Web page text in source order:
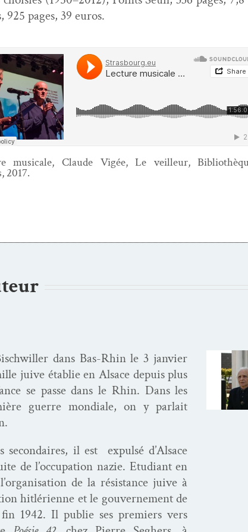
pages, 39 euros.
musi­cale, Claude Vigée, Le veilleur,
2017.
dans Bas-Rhin le 3 jan­vi­er
juive établie en Alsace depuis plus
se passe dans le Rhin. Dans les
guerre mon­di­ale, on y par­lait
sec­ondaires, il est expul­sé d’Al­sace
de l’oc­cu­pa­tion nazie. Etu­di­ant en
de la résis­tance juive à
hitléri­enne et le gou­verne­ment de
1942. Il pub­lie ses pre­miers vers